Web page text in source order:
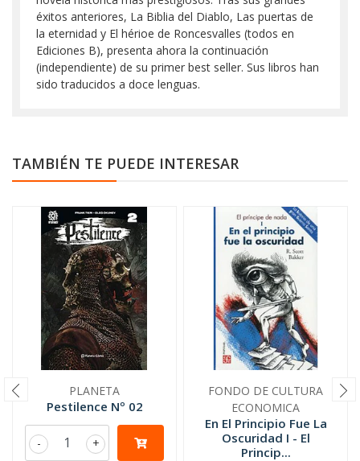
éxitos anteriores, La Biblia del Diablo, Las puertas de
la eternidad y El hérioe de Roncesvalles (todos en
Ediciones B), presenta ahora la continuación
(independiente) de su primer best seller. Sus libros han
sido traducidos a doce lenguas.
TAMBIÉN TE PUEDE INTERESAR
PLANETA
Pestilence Nº 02
+
-
FONDO DE CULTURA
ECONOMICA
En El Principio Fue La
Oscuridad I - El
Princip...